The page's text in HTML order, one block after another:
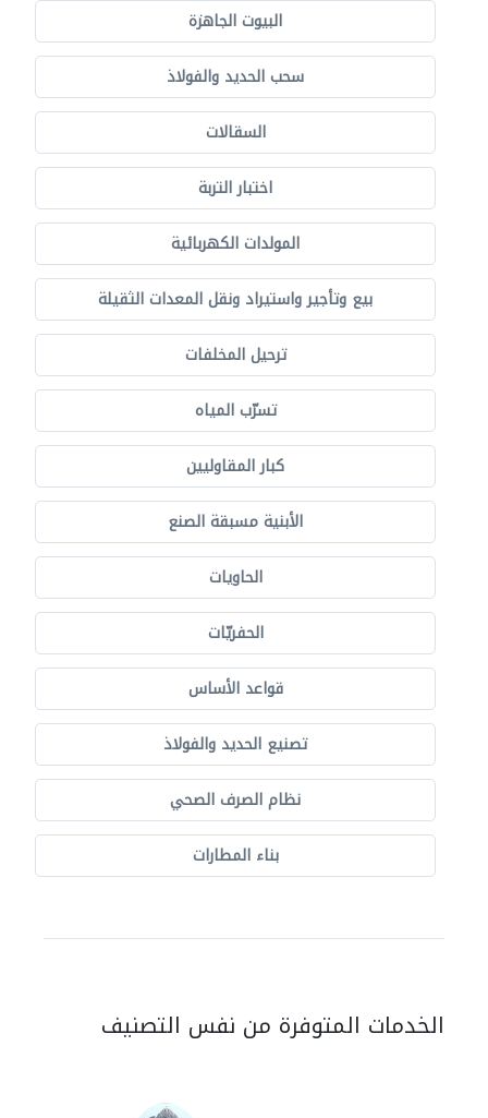
البيوت الجاهزة
سحب الحديد والفولاذ
السقالات
اختبار التربة
المولدات الكهربائية
بيع وتأجير واستيراد ونقل المعدات الثقيلة
ترحيل المخلفات
تسرّب المياه
كبار المقاوليين
الأبنية مسبقة الصنع
الحاويات
الحفريّات
قواعد الأساس
تصنيع الحديد والفولاذ
نظام الصرف الصحي
بناء المطارات
الخدمات المتوفرة من نفس التصنيف